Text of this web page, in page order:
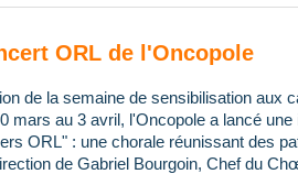
ORL de l'Oncopole
de la semaine de sensibilisation aux
mars au 3 avril, l'Oncopole a lancé
ORL" : une chorale réunissant des
de Gabriel Bourgoin, Chef du